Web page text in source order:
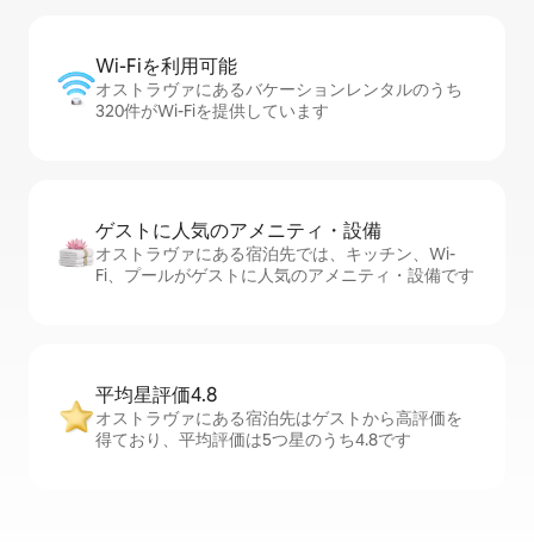
Wi-Fiを利⁠用⁠可⁠能
オストラヴァにあるバケーションレンタルのうち
320件がWi-Fiを提供しています
ゲストに人⁠気⁠のア⁠メ⁠ニ⁠テ⁠ィ・設⁠備
オストラヴァにある宿泊先では、キッチン、Wi-
Fi、プールがゲストに人気のアメニティ・設備です
平均星評価4.8
オストラヴァにある宿泊先はゲストから高評価を
得ており、平均評価は5つ星のうち4.8です